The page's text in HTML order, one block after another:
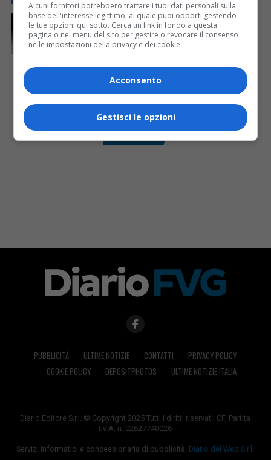
CRONACA & ATTUALITÀ 1 giorno fa
Due terremoti in poche ore scuotono la Croazia: la
scossa più forte sul Quarnero
PUBBLICITÀ ULTIME NOTIZIE CONTATTI
PRIVACY POLICY
COOKIE POLICY
DEPOSITPHOTOS ULTIME NOTIZIE ITALIA
Diario Editore S.r.l. © Copyright 2025 Tutti i diritti riservati. CF, Partita
I.V.A. n. 02627740026
Servizi informatici e concessionaria di pubblicità: Diario del Web S.r.l.
Alcuni fornitori potrebbero trattare i tuoi dati personali sulla
base dell'interesse legittimo, al quale puoi opporti gestendo
le tue opzioni qui sotto. Cerca un link in fondo a questa
pagina o nel menu del sito per gestire o revocare il consenso
nelle impostazioni della privacy e dei cookie.
Acconsento
Gestisci le opzioni